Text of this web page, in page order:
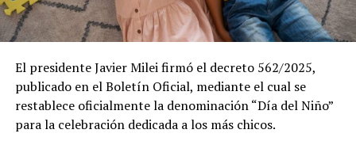
Durante la celebración se llevó a cabo el Pasaje aéreo de
los F-16 que hará el siguiente recorrido: Obelisco
estadio Monumental de River.
La Fuerza Aérea había señalado en un flyer que difundió
a través de su cuenta oficial de Instagram: “Si te gustan
El presidente Javier Milei firmó el decreto 562/2025,
publicado en el Boletín Oficial, mediante el cual se
restablece oficialmente la denominación “Día del Niño”
para la celebración dedicada a los más chicos.